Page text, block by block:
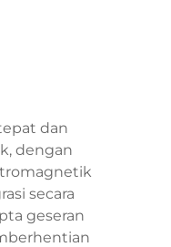
dan
dengan
secara
geseran